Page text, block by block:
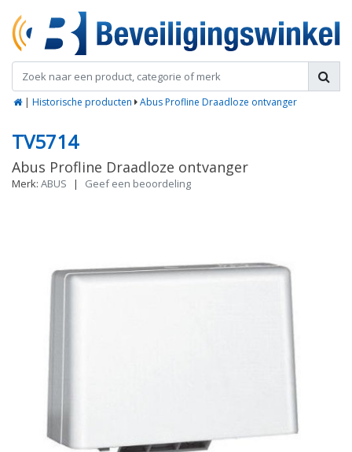
| Historische producten Abus Profline Draadloze ontvanger
TV5714
Abus Profline Draadloze ontvanger
Merk: ABUS | Geef een beoordeling